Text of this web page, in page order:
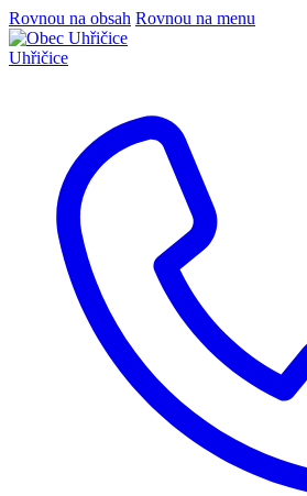
Rovnou na obsah Rovnou na menu
Uhřičice